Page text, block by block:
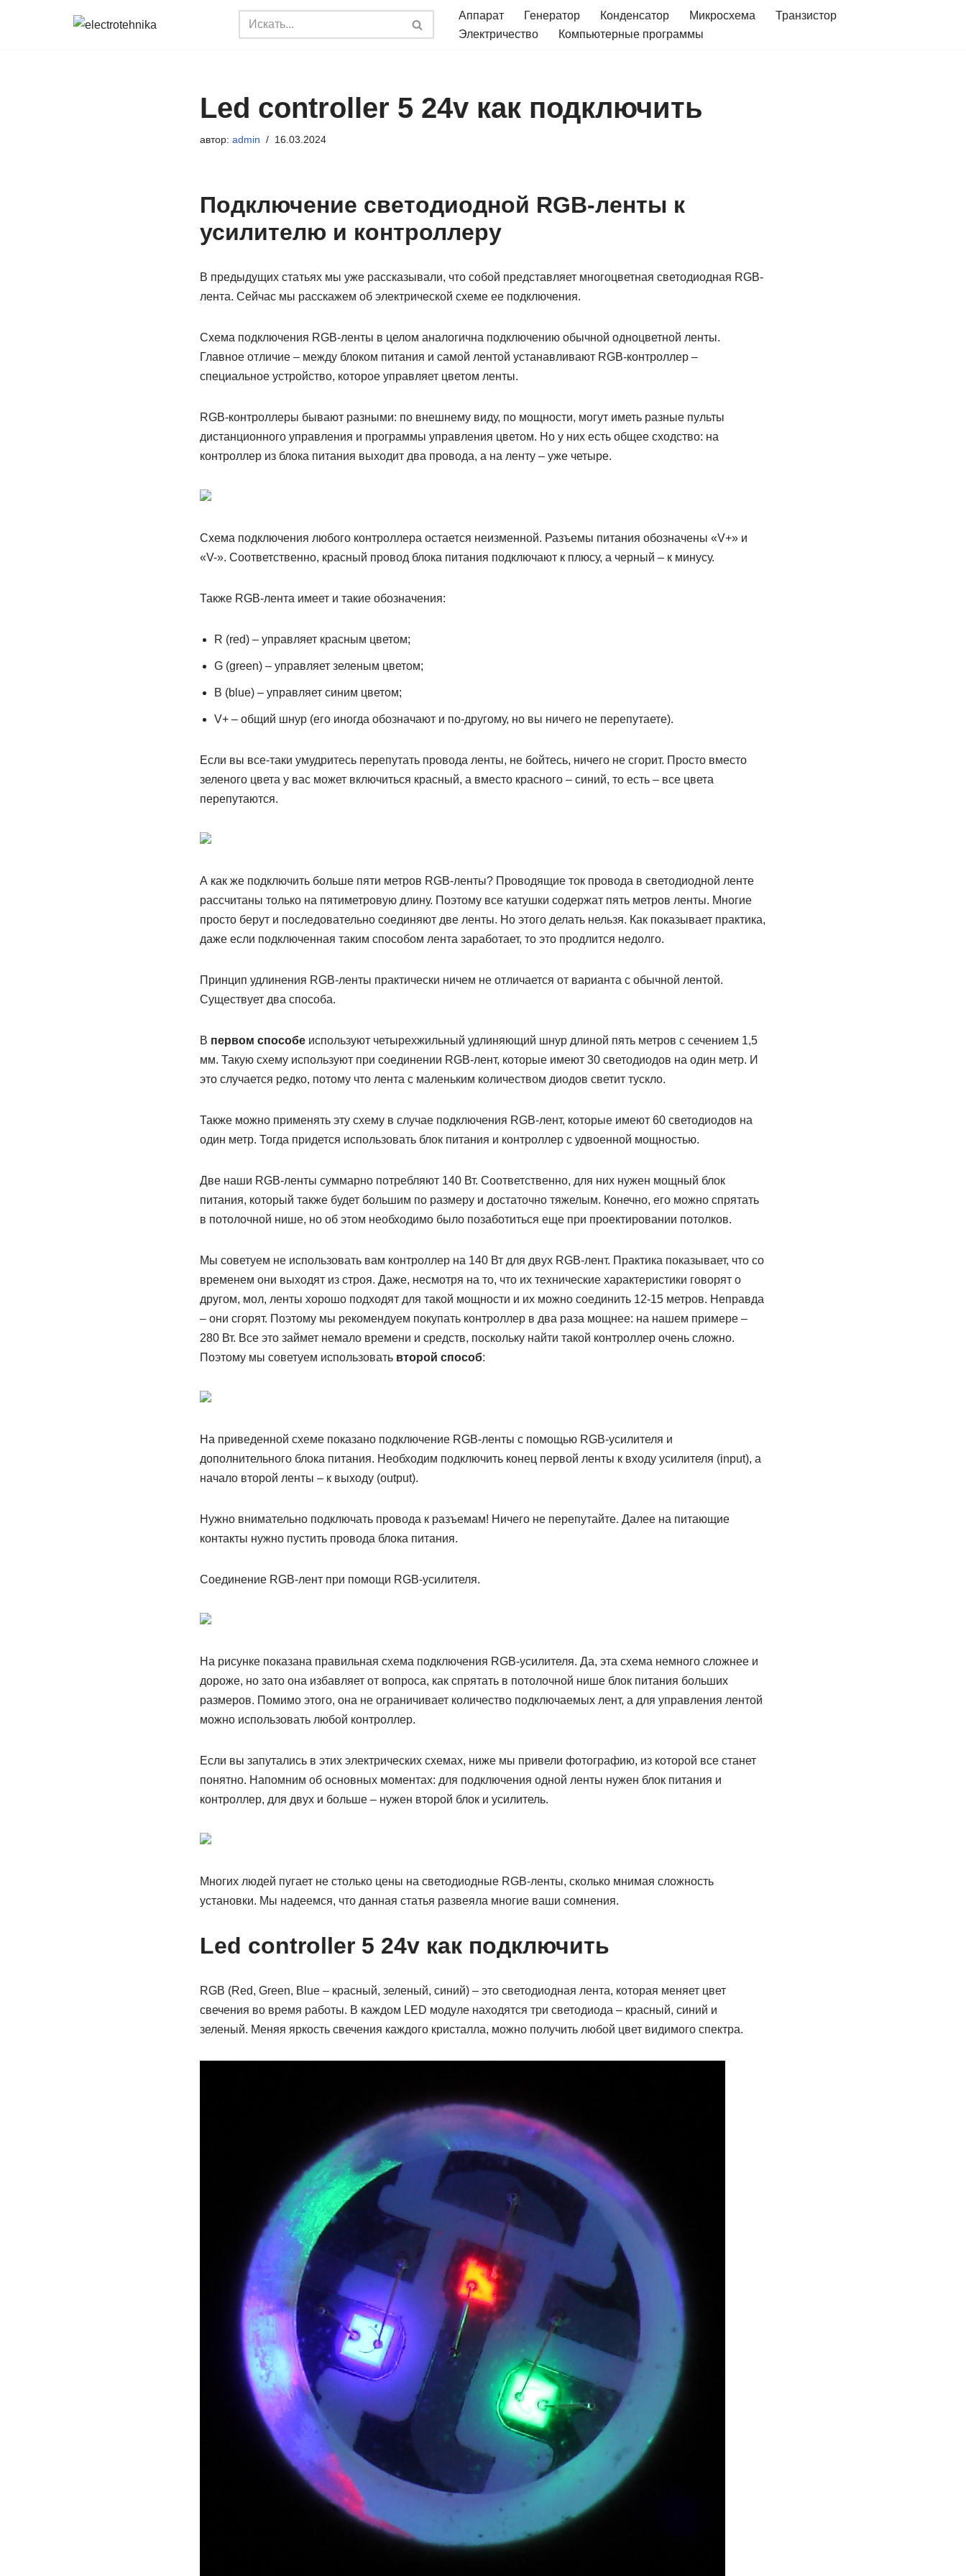
Аппарат Генератор Конденсатор Микросхема
Транзистор
Электричество
Компьютерные программы
Led controller 5 24v как подключить
автор: admin 16.03.2024
Подключение светодиодной RGB-ленты к
усилителю и контроллеру
В предыдущих статьях мы уже рассказывали, что собой представляет многоцветная светодиодная RGB-
лента. Сейчас мы расскажем об электрической схеме ее подключения.
Схема подключения RGB-ленты в целом аналогична подключению обычной одноцветной ленты.
Главное отличие – между блоком питания и самой лентой устанавливают RGB-контроллер –
специальное устройство, которое управляет цветом ленты.
RGB-контроллеры бывают разными: по внешнему виду, по мощности, могут иметь разные пульты
дистанционного управления и программы управления цветом. Но у них есть общее сходство: на
контроллер из блока питания выходит два провода, а на ленту – уже четыре.
Схема подключения любого контроллера остается неизменной. Разъемы питания обозначены «V+» и
«V-». Соответственно, красный провод блока питания подключают к плюсу, а черный – к минусу.
Также RGB-лента имеет и такие обозначения:
R (red) – управляет красным цветом;
G (green) – управляет зеленым цветом;
B (blue) – управляет синим цветом;
V+ – общий шнур (его иногда обозначают и по-другому, но вы ничего не перепутаете).
Если вы все-таки умудритесь перепутать провода ленты, не бойтесь, ничего не сгорит. Просто вместо
зеленого цвета у вас может включиться красный, а вместо красного – синий, то есть – все цвета
перепутаются.
А как же подключить больше пяти метров RGB-ленты? Проводящие ток провода в светодиодной ленте
рассчитаны только на пятиметровую длину. Поэтому все катушки содержат пять метров ленты. Многие
просто берут и последовательно соединяют две ленты. Но этого делать нельзя. Как показывает практика,
даже если подключенная таким способом лента заработает, то это продлится недолго.
Принцип удлинения RGB-ленты практически ничем не отличается от варианта с обычной лентой.
Существует два способа.
В первом способеиспользуют четырехжильный удлиняющий шнур длиной пять метров с сечением 1,5
мм. Такую схему используют при соединении RGB-лент, которые имеют 30 светодиодов на один метр. И
это случается редко, потому что лента с маленьким количеством диодов светит тускло.
Также можно применять эту схему в случае подключения RGB-лент, которые имеют 60 светодиодов на
один метр. Тогда придется использовать блок питания и контроллер с удвоенной мощностью.
Две наши RGB-ленты суммарно потребляют 140 Вт. Соответственно, для них нужен мощный блок
питания, который также будет большим по размеру и достаточно тяжелым. Конечно, его можно спрятать
в потолочной нише, но об этом необходимо было позаботиться еще при проектировании потолков.
Мы советуем не использовать вам контроллер на 140 Вт для двух RGB-лент. Практика показывает, что со
временем они выходят из строя. Даже, несмотря на то, что их технические характеристики говорят о
другом, мол, ленты хорошо подходят для такой мощности и их можно соединить 12-15 метров. Неправда
– они сгорят. Поэтому мы рекомендуем покупать контроллер в два раза мощнее: на нашем примере –
280 Вт. Все это займет немало времени и средств, поскольку найти такой контроллер очень сложно.
Поэтому мы советуем использовать второй способ:
На приведенной схеме показано подключение RGB-ленты с помощью RGB-усилителя и
дополнительного блока питания. Необходим подключить конец первой ленты к входу усилителя (input), а
начало второй ленты – к выходу (output).
Нужно внимательно подключать провода к разъемам! Ничего не перепутайте. Далее на питающие
контакты нужно пустить провода блока питания.
Соединение RGB-лент при помощи RGB-усилителя.
На рисунке показана правильная схема подключения RGB-усилителя. Да, эта схема немного сложнее и
дороже, но зато она избавляет от вопроса, как спрятать в потолочной нише блок питания больших
размеров. Помимо этого, она не ограничивает количество подключаемых лент, а для управления лентой
можно использовать любой контроллер.
Если вы запутались в этих электрических схемах, ниже мы привели фотографию, из которой все станет
понятно. Напомним об основных моментах: для подключения одной ленты нужен блок питания и
контроллер, для двух и больше – нужен второй блок и усилитель.
Многих людей пугает не столько цены на светодиодные RGB-ленты, сколько мнимая сложность
установки. Мы надеемся, что данная статья развеяла многие ваши сомнения.
Led controller 5 24v как подключить
RGB (Red, Green, Blue – красный, зеленый, синий) – это светодиодная лента, которая меняет цвет
свечения во время работы. В каждом LED модуле находятся три светодиода – красный, синий и
зеленый. Меняя яркость свечения каждого кристалла, можно получить любой цвет видимого спектра.